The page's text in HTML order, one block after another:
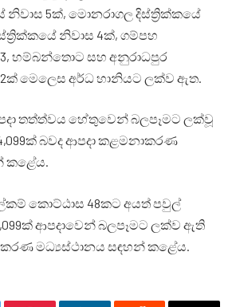
නිවාස 5ක්, මොනරාගල දිස්ත්‍රික්කයේ
නිවාස 4ක්, ගම්පහ
3, හම්බන්තොට සහ අනුරාධපුර
2ක් මෙලෙස අර්ධ හානියට ලක්ව ඇත.
තත්ත්වය හේතුවෙන් බලපෑමට ලක්වූ
බවද ආපදා කළමනාකරණ
කළේය.
කොට්ඨාස 48කට අයත් පවුල්
ආපදාවෙන් බලපෑමට ලක්ව ඇති
මධ්‍යස්ථානය සඳහන් කළේය.